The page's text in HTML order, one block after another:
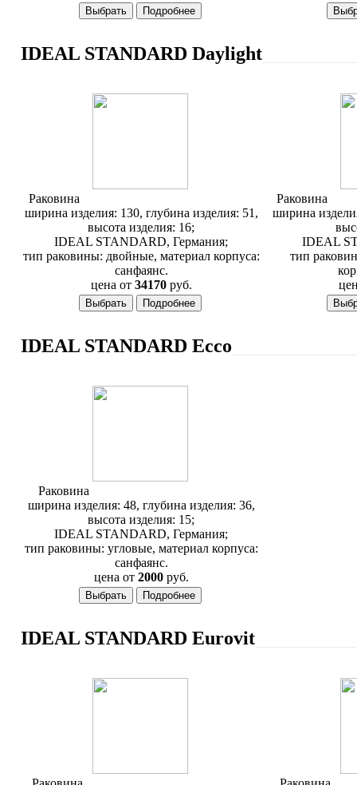
IDEAL STANDARD Daylight
Раковина
ширина изделия: 130, глубина изделия: 51,
высота изделия: 16;
IDEAL STANDARD, Германия;
тип раковины: двойные, материал корпуса:
санфаянс.
цена от34170 руб.
Раковина
ширина
IDEAL
тип
IDEAL STANDARD Ecсo
Раковина
ширина изделия: 48, глубина изделия: 36,
высота изделия: 15;
IDEAL STANDARD, Германия;
тип раковины: угловые, материал корпуса:
санфаянс.
цена от2000 руб.
IDEAL STANDARD Eurovit